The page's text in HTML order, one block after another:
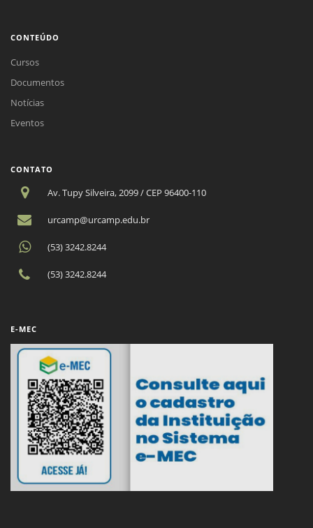
CONTEÚDO
Cursos
Documentos
Notícias
Eventos
CONTATO
Av. Tupy Silveira, 2099 / CEP 96400-110
urcamp@urcamp.edu.br
(53) 3242.8244
(53) 3242.8244
E-MEC